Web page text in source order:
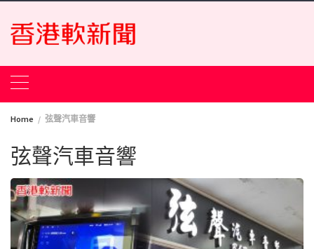
Skip
content
Home 弦聲汽車音響
弦聲汽車音響